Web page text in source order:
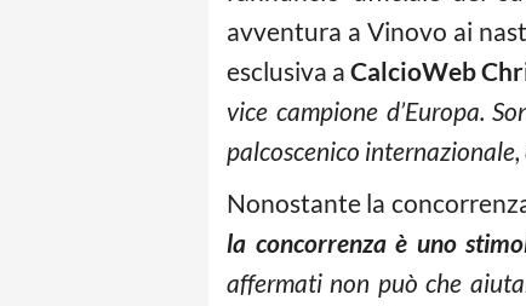
avventura a Vinovo ai
esclusiva aCalcioWeb
vice campione d’Europa.
palcoscenico
Nonostante la
la concorrenza è uno
affermati non può che